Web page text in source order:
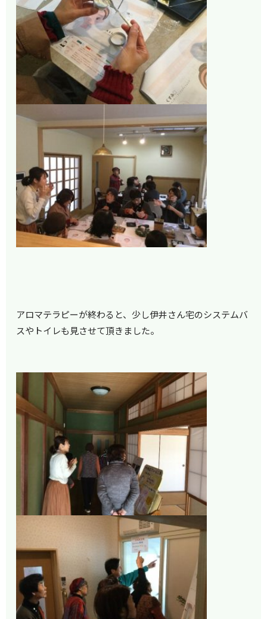
アロマテラピーが終わると、少し伊井さん宅のシステムバ
スやトイレも見させて頂きました。